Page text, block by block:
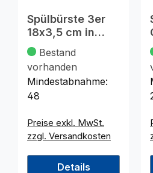
Spülbürste 3er
18x3,5 cm in
Trendfarben
sortiert
Bestand
vorhanden
Mindestabnahme:
48
Preise exkl. MwSt.
zzgl. Versandkosten
Details